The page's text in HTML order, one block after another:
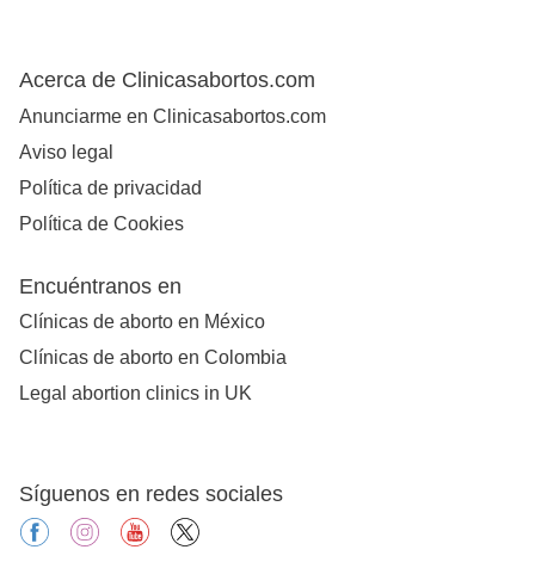
Acerca de Clinicasabortos.com
Anunciarme en Clinicasabortos.com
Aviso legal
Política de privacidad
Política de Cookies
Encuéntranos en
Clínicas de aborto en México
Clínicas de aborto en Colombia
Legal abortion clinics in UK
Síguenos en redes sociales
facebookinstagramyoutube